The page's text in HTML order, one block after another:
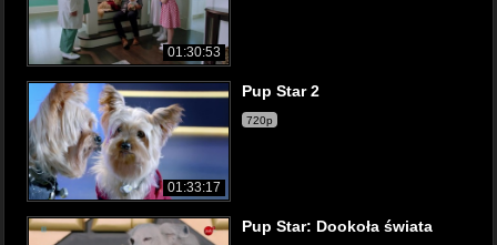
01:30:53
01:33:17
Pup Star 2
720p
Pup Star: Dookoła świata